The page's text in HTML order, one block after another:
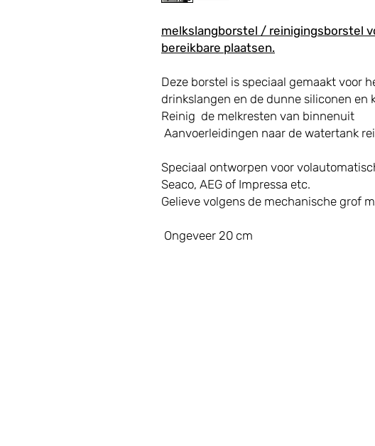
melkslangborstel / reinigingsborstel
bereikbare plaatsen.
Deze borstel is speciaal gemaakt voor
drinkslangen en de dunne siliconen en
Reinig de melkresten van binnenuit
Aanvoerleidingen naar de watertank
Speciaal ontworpen voor
Seaco, AEG of Impressa etc.
Gelieve volgens de mechanische grof
Ongeveer 20 cm